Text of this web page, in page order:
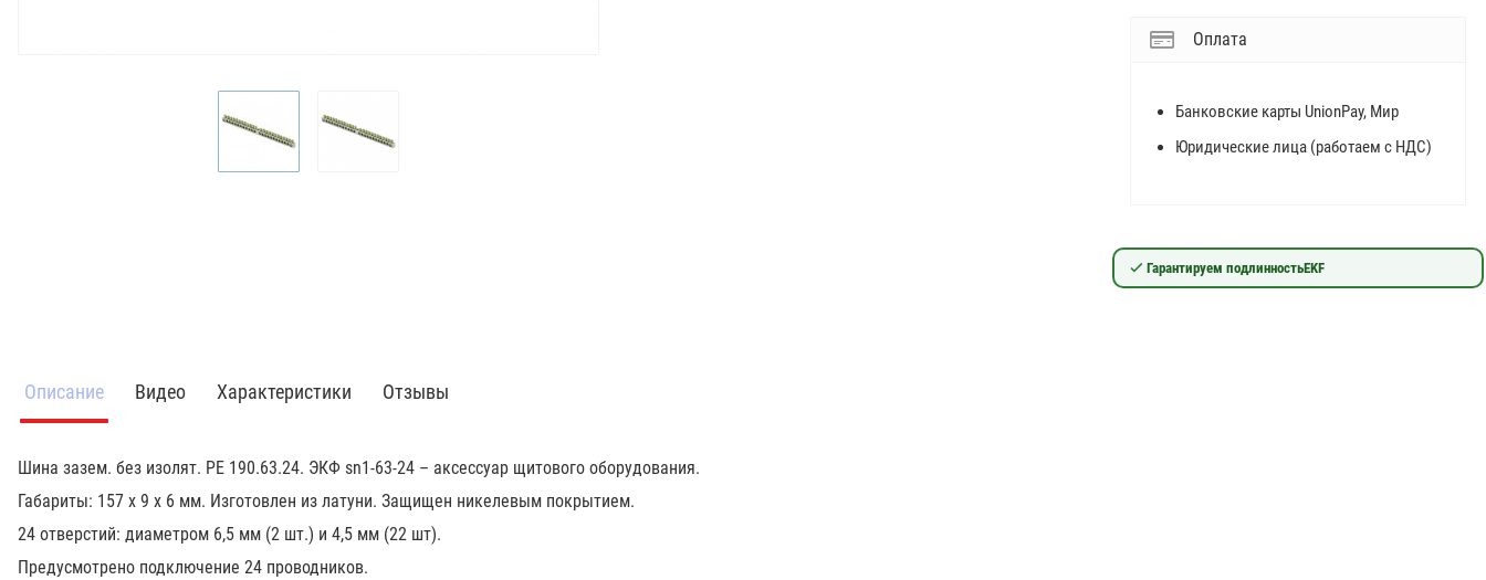
Оплата
Банковские карты UnionPay, Мир
Юридические лица (работаем с НДС)
Гарантируем подлинностьEKF
Описание Видео Характеристики Отзывы
Шина зазем. без изолят. РЕ 190.63.24. ЭКФ sn1-63-24 – аксессуар щитового оборудования.
Габариты: 157 х 9 х 6 мм. Изготовлен из латуни. Защищен никелевым покрытием.
24 отверстий: диаметром 6,5 мм (2 шт.) и 4,5 мм (22 шт).
Предусмотрено подключение 24 проводников.